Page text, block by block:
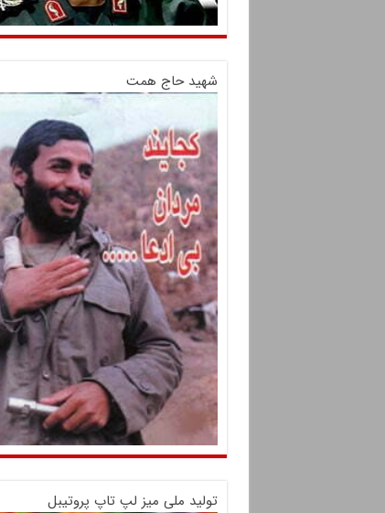
شهید حاج همت
تولید ملی میز لپ تاپ پروتیبل